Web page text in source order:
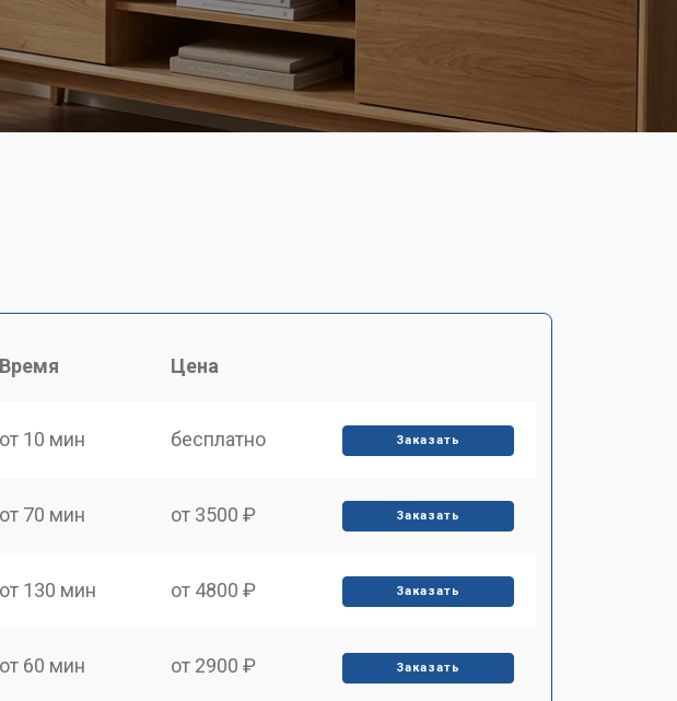
Время Цена
от 10 мин бесплатно Заказать
от 70 мин от 3500 ₽ Заказать
от 130 мин от 4800 ₽ Заказать
от 60 мин от 2900 ₽ Заказать